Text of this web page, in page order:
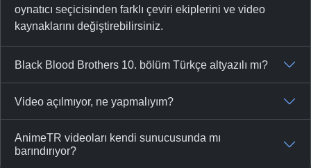
oynatıcı seçicisinden farklı çeviri ekiplerini ve video
kaynaklarını değiştirebilirsiniz.
Black Blood Brothers 10. bölüm Türkçe altyazılı mı?
Video açılmıyor, ne yapmalıyım?
AnimeTR videoları kendi sunucusunda mı
barındırıyor?